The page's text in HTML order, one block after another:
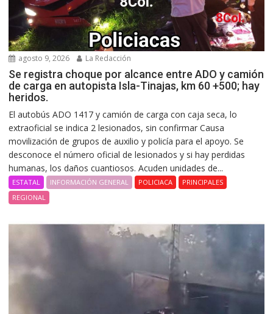
agosto 9, 2026 La Redacción
Se registra choque por alcance entre ADO y camión
de carga en autopista Isla-Tinajas, km 60 +500; hay
heridos.
El autobús ADO 1417 y camión de carga con caja seca, lo
extraoficial se indica 2 lesionados, sin confirmar Causa
movilización de grupos de auxilio y policía para el apoyo. Se
desconoce el número oficial de lesionados y si hay perdidas
humanas, los daños cuantiosos. Acuden unidades de...
ESTATAL INFORMACIÓN GENERAL POLICIACA
PRINCIPALES
REGIONAL